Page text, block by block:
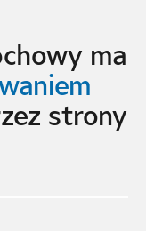
ma
strony